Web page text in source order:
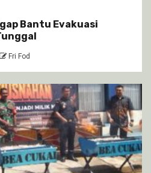
Bantu Evakuasi
Fri Fod